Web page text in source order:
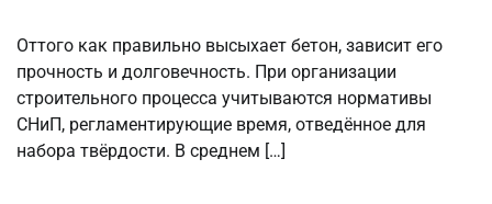
Оттого как правильно высыхает бетон, зависит его
прочность и долговечность. При организации
строительного процесса учитываются нормативы
СНиП, регламентирующие время, отведённое для
набора твёрдости. В среднем […]